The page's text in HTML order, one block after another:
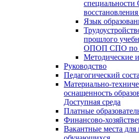
Язык
прошлого
ОПОП СПО по
Методические
Руководство
Педагогический
Материально-
оснащенность
Доступная среда
Платные
Финансово-
Вакантные места для